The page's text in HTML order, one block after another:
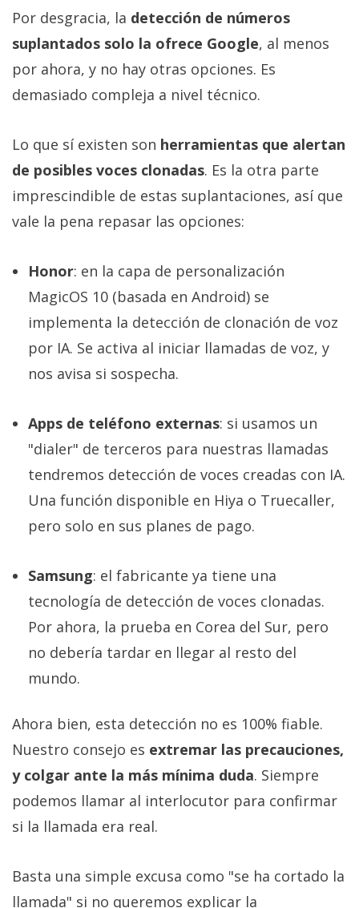
Por desgracia, la detección de números
suplantados solo la ofrece Google, al menos
por ahora, y no hay otras opciones. Es
demasiado compleja a nivel técnico.
Lo que sí existen son herramientas que alertan
de posibles voces clonadas. Es la otra parte
imprescindible de estas suplantaciones, así que
vale la pena repasar las opciones:
Honor: en la capa de personalización
MagicOS 10 (basada en Android) se
implementa la detección de clonación de voz
por IA. Se activa al iniciar llamadas de voz, y
nos avisa si sospecha.
Apps de teléfono externas: si usamos un
"dialer" de terceros para nuestras llamadas
tendremos detección de voces creadas con IA.
Una función disponible en Hiya o Truecaller,
pero solo en sus planes de pago.
Samsung: el fabricante ya tiene una
tecnología de detección de voces clonadas.
Por ahora, la prueba en Corea del Sur, pero
no debería tardar en llegar al resto del
mundo.
Ahora bien, esta detección no es 100% fiable.
Nuestro consejo es extremar las precauciones,
y colgar ante la más mínima duda. Siempre
podemos llamar al interlocutor para confirmar
si la llamada era real.
Basta una simple excusa como "se ha cortado la
llamada" si no queremos explicar la